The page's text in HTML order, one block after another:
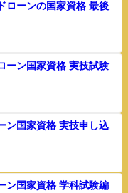
ローンの国家資格 最後
ーン国家資格 実技試験
ン国家資格 実技申し込
ン国家資格 学科試験編